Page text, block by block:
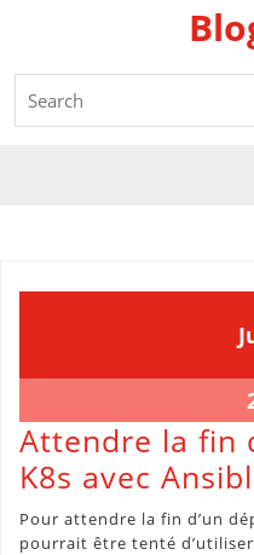
for:
Attendre la fin
K8s avec
Pour attendre la fin d’un
pourrait être tenté